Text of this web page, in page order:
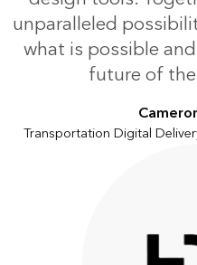
unparalleled
what is possible
future of
Transportation Digital